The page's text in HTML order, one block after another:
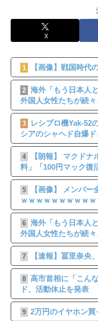
X
1 【画像】戦国時代
2 海外「もう日本人
外国人女性たちが続
3
レシプロ機Yak-52
シアのシャヘド自爆ド
4
【朗報】 マクド
料」「100円マック復
5
【画像】 メンバ
ｗｗｗｗｗｗｗｗｗ
6 海外「もう日本人
外国人女性たちが続
7 【速報】冨里奈央
8 高市首相に「こん
ド、活動休止を発表
9 2万円のイヤホン